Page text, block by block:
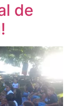
de